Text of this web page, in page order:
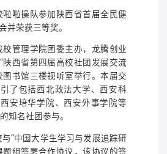
啦啦操队参加陕西省首届全民健
并荣获三等奖。
校管理学院团委主办，龙腾创业
陕西省第四届高校社团发展交流
图书馆三楼视听室举行。本届交
了包括西北政法大学、西安科
安培华学院、西安外事学院等
知名社团参与。
“中国大学生学习与发展追踪研